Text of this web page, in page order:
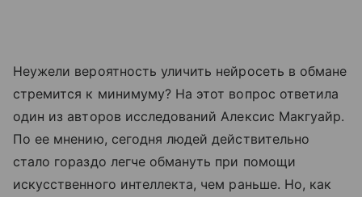
Неужели вероятность уличить нейросеть в обмане
стремится к минимуму? На этот вопрос ответила
один из авторов исследований Алексис Макгуайр.
По ее мнению, сегодня людей действительно
стало гораздо легче обмануть при помощи
искусственного интеллекта, чем раньше. Но, как